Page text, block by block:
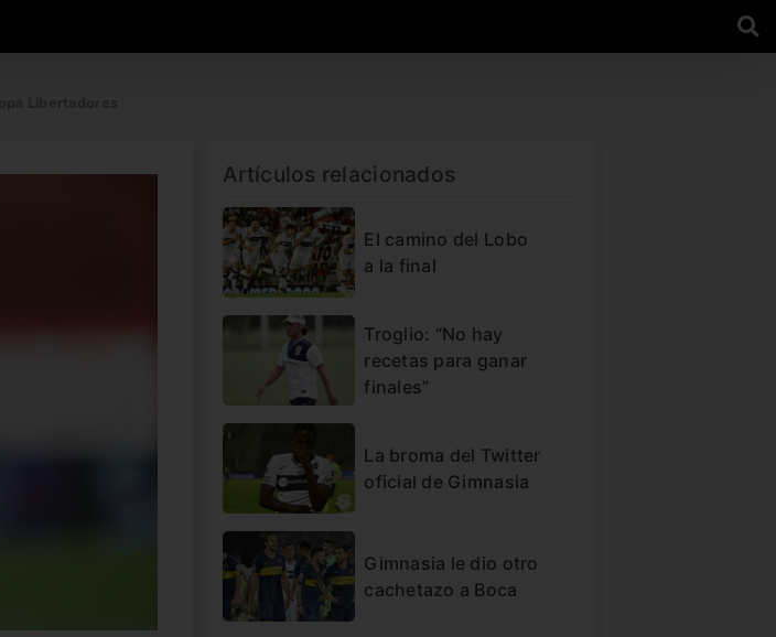
Artículos relacionados
El camino del Lobo
a la final
Troglio: “No hay
recetas para ganar
finales”
La broma del Twitter
oficial de Gimnasia
Gimnasia le dio otro
cachetazo a Boca